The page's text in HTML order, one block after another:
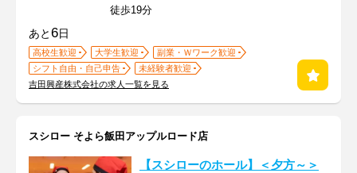
徒歩19分
あと6日
高校生歓迎 大学生歓迎
副業・Ｗワーク歓迎
シフト自由・自己申告
未経験者歓迎
吉田興産株式会社の求人一覧を見る
スシロー そよら飯田アップルロード店
【スシローのホール】＜夕方～＞